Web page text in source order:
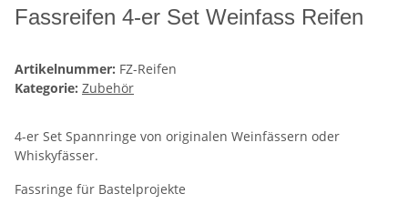
Fassreifen 4-er Set Weinfass Reifen
Artikelnummer: FZ-Reifen
Kategorie: Zubehör
4-er Set Spannringe von originalen Weinfässern oder
Whiskyfässer.
Fassringe für Bastelprojekte